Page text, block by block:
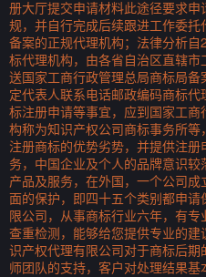
册大厅提交申请材料此途径要求
规，并自行完成后续跟进工作委
备案的正规代理机构；法律分析
标代理机构，由各省自治区直辖
送国家工商行政管理总局商标局
定代表人联系电话邮政编码商标
标注册申请等事宜，应到国家工
构称为知识产权公司商标事务所
注册商标的优势劣势，并提供注
务，中国企业及个人的品牌意识
产品及服务，在外国，一个公司
面的保护，即四十五个类别都申
限公司，从事商标行业六年，有
查重检测，能够给您提供专业的
识产权代理有限公司对于商标后
师团队的支持，客户对处理结果基